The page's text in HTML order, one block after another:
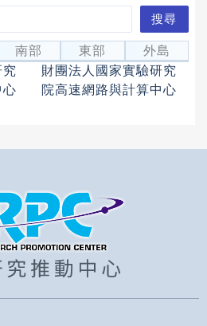
林俊鈺
Lin, Chun-Yu
財團法人國家實驗研究
院高速網路與計算中心
搜尋
南部 東部 外島